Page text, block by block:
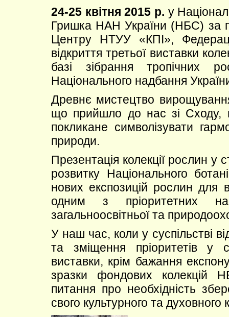
24-25 квітня 2015 р. у
Гришка НАН України (НБС) за
Центру НТУУ «КПІ»,
відкриття третьої виставки
базі зібрання
Національного надбання
Древнє мистецтво
що прийшло до нас зі Сходу,
покликане символізувати
природи.
Презентація колекції рослин у
розвитку Національного
нових експозицій рослин для
одним з пріоритетних
загальноосвітньої та
У наш час, коли у суспільстві
та зміщення пріоритетів у
виставки, крім бажання
зразки фондових
питання про необхідність
свого культурного та духовного